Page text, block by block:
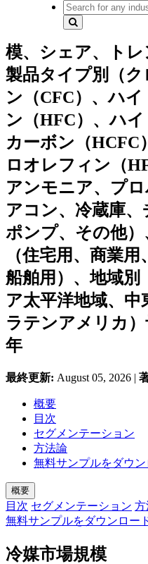
模、シェア、トレ
製品タイプ別（
ン（CFC）、ハ
ン（HFC）、ハ
カーボン（HCFC
ロオレフィン（
アンモニア、プ
アコン、冷蔵庫
ポンプ、その他
（住宅用、商業用
船舶用）、地域別
ア太平洋地域、中
ラテンアメリカ）
年
最終更新: August 05, 2026 |
概要
目次
セグメンテーション
方法論
無料サンプルをダウン
概要
目次 セグメンテーション 方
無料サンプルをダウンロー
冷媒市場規模